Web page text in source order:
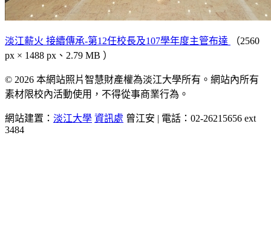
淡江薪火 接續傳承-第12任校長及107學年度主管布達
（2560
px × 1488 px、2.79 MB ）
© 2026 本網站照片智慧財產權為淡江大學所有。網站內所有
素材限校內活動使用，不得從事商業行為。
網站建置： 淡江大學 資訊處 曾江安 | 電話：02-26215656 ext
3484